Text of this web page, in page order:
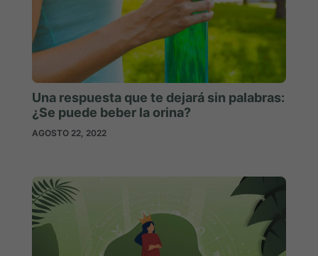
Una respuesta que te dejará sin palabras:
¿Se puede beber la orina?
AGOSTO 22, 2022